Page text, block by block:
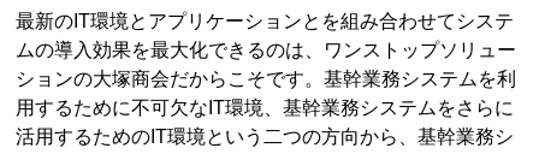
最新のIT環境とアプリケーションとを組み合わせてシステ
ムの導入効果を最大化できるのは、ワンストップソリュー
ションの大塚商会だからこそです。基幹業務システムを利
用するために不可欠なIT環境、基幹業務システムをさらに
活用するためのIT環境という二つの方向から、基幹業務シ